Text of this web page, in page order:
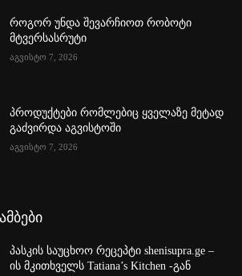
როგორ უნდა შევარჩიოთ რობოტი
მტვერსასრუტი
აგვისტო 7, 2026
პროდუქტები რომლებიც ყველაზე მეტად
გაძვირდა აგვისტოში
აგვისტო 7, 2026
პასკის საუცხოო რეცეპტი shenisupra.ge –
ის მკითხველს Tatiana’s Kitchen -გან